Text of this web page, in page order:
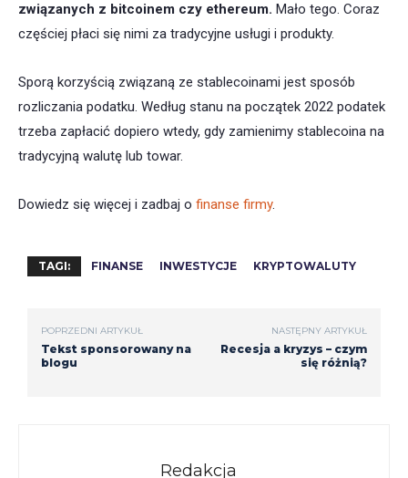
związanych z bitcoinem czy ethereum. Mało tego. Coraz
częściej płaci się nimi za tradycyjne usługi i produkty.
Sporą korzyścią związaną ze stablecoinami jest sposób
rozliczania podatku. Według stanu na początek 2022 podatek
trzeba zapłacić dopiero wtedy, gdy zamienimy stablecoina na
tradycyjną walutę lub towar.
Dowiedz się więcej i zadbaj o finanse firmy.
TAGI: FINANSE INWESTYCJE KRYPTOWALUTY
POPRZEDNI ARTYKUŁ
Tekst sponsorowany na
blogu
NASTĘPNY ARTYKUŁ
Recesja a kryzys – czym
się różnią?
Redakcja